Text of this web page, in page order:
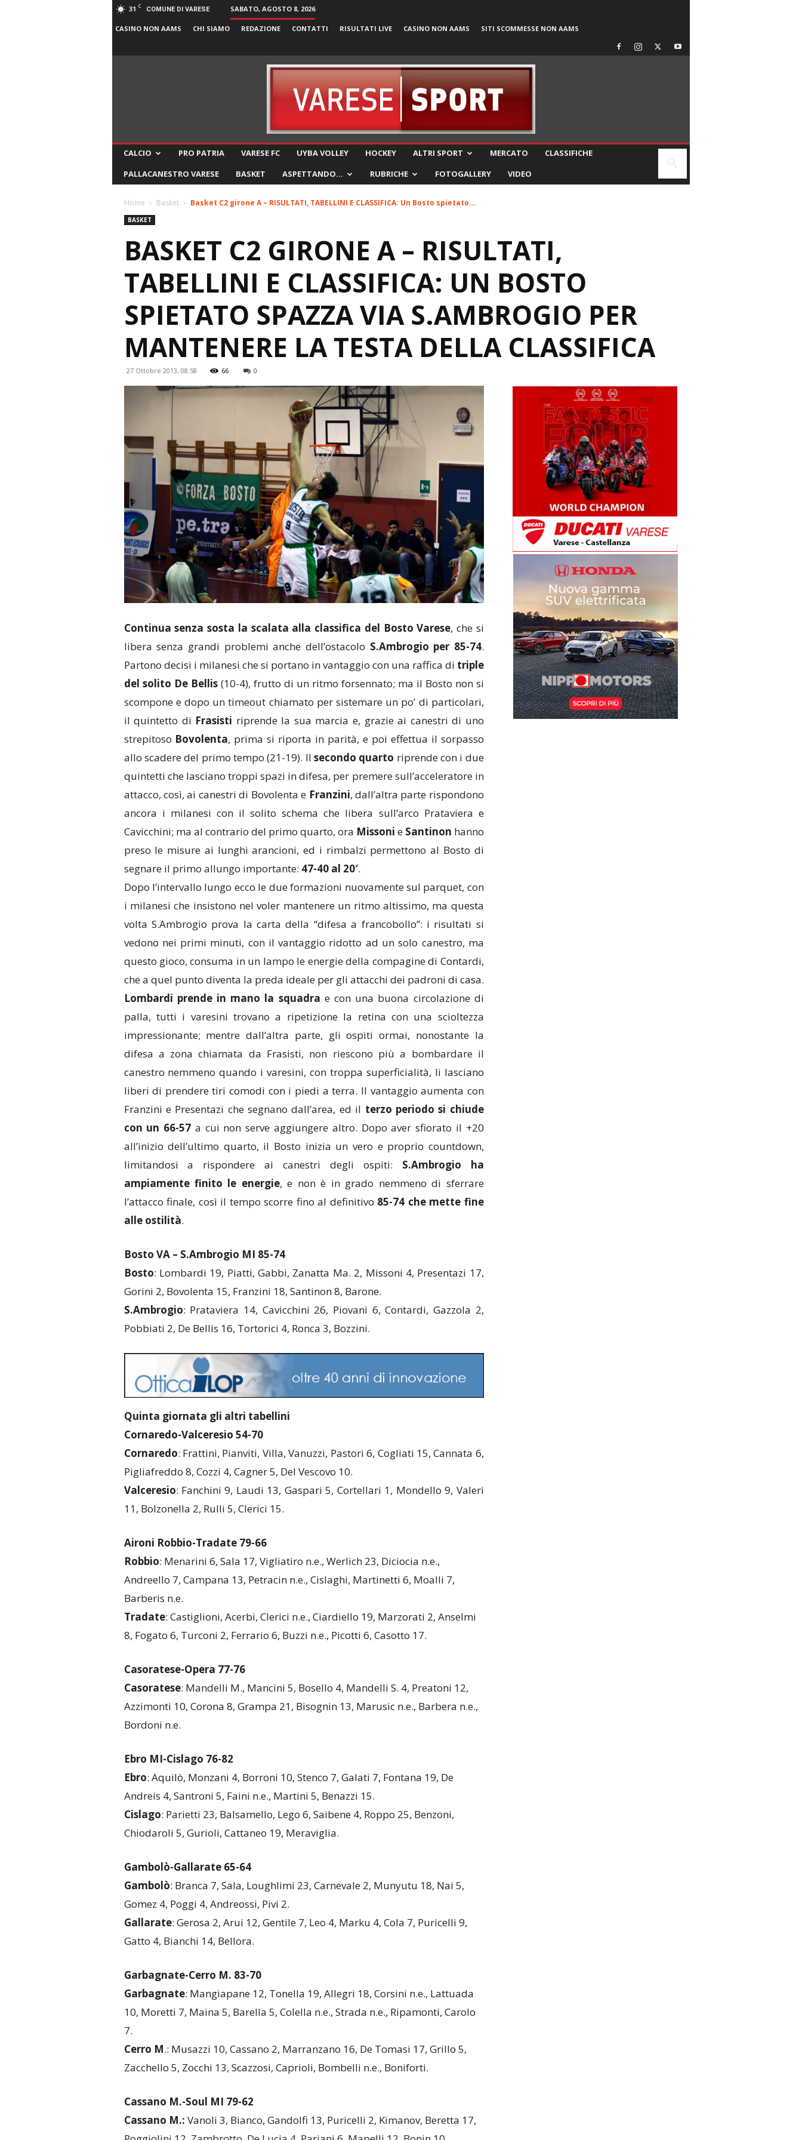
31 C COMUNE DI VARESE SABATO, AGOSTO 8, 2026
CASINO NON AAMS CHI SIAMO REDAZIONE CONTATTI RISULTATI LIVE CASINO NON AAMS SITI SCOMMESSE NON AAMS
CALCIO PRO PATRIA VARESE FC UYBA VOLLEY HOCKEY ALTRI SPORT MERCATO
CLASSIFICHE
PALLACANESTRO VARESE
BASKET ASPETTANDO… RUBRICHE FOTOGALLERY VIDEO
Home Basket Basket C2 girone A – RISULTATI, TABELLINI E CLASSIFICA: Un Bosto spietato...
BASKET
BASKET C2 GIRONE A – RISULTATI,
TABELLINI E CLASSIFICA: UN BOSTO
SPIETATO SPAZZA VIA S.AMBROGIO PER
MANTENERE LA TESTA DELLA CLASSIFICA
27 Ottobre 2013, 08:58 66 0
Continua senza sosta la scalata alla classifica del Bosto Varese, che si
libera senza grandi problemi anche dell’ostacolo S.Ambrogio per 85-74.
Partono decisi i milanesi che si portano in vantaggio con una raffica di triple
del solito De Bellis(10-4), frutto di un ritmo forsennato; ma il Bosto non si
scompone e dopo un timeout chiamato per sistemare un po’ di particolari,
il quintetto di Frasisti riprende la sua marcia e, grazie ai canestri di uno
strepitoso Bovolenta, prima si riporta in parità, e poi effettua il sorpasso
allo scadere del primo tempo (21-19). Ilsecondo quarto riprende con i due
quintetti che lasciano troppi spazi in difesa, per premere sull’acceleratore in
attacco, così, ai canestri di Bovolenta e Franzini, dall’altra parte rispondono
ancora i milanesi con il solito schema che libera sull’arco Prataviera e
Cavicchini; ma al contrario del primo quarto, ora Missoni e Santinon hanno
preso le misure ai lunghi arancioni, ed i rimbalzi permettono al Bosto di
segnare il primo allungo importante: 47-40 al 20′.
Dopo l’intervallo lungo ecco le due formazioni nuovamente sul parquet, con
i milanesi che insistono nel voler mantenere un ritmo altissimo, ma questa
volta S.Ambrogio prova la carta della “difesa a francobollo”: i risultati si
vedono nei primi minuti, con il vantaggio ridotto ad un solo canestro, ma
questo gioco, consuma in un lampo le energie della compagine di Contardi,
che a quel punto diventa la preda ideale per gli attacchi dei padroni di casa.
Lombardi prende in mano la squadra e con una buona circolazione di
palla, tutti i varesini trovano a ripetizione la retina con una scioltezza
impressionante; mentre dall’altra parte, gli ospiti ormai, nonostante la
difesa a zona chiamata da Frasisti, non riescono più a bombardare il
canestro nemmeno quando i varesini, con troppa superficialità, li lasciano
liberi di prendere tiri comodi con i piedi a terra. Il vantaggio aumenta con
Franzini e Presentazi che segnano dall’area, ed il terzo periodo si chiude
con un 66-57 a cui non serve aggiungere altro. Dopo aver sfiorato il +20
all’inizio dell’ultimo quarto, il Bosto inizia un vero e proprio countdown,
limitandosi a rispondere ai canestri degli ospiti: S.Ambrogio ha
ampiamente finito le energie, e non è in grado nemmeno di sferrare
l’attacco finale, così il tempo scorre fino al definitivo 85-74 che mette fine
alle ostilità.
Bosto VA – S.Ambrogio MI 85-74
Bosto: Lombardi 19, Piatti, Gabbi, Zanatta Ma. 2, Missoni 4, Presentazi 17,
Gorini 2, Bovolenta 15, Franzini 18, Santinon 8, Barone.
S.Ambrogio: Prataviera 14, Cavicchini 26, Piovani 6, Contardi, Gazzola 2,
Pobbiati 2, De Bellis 16, Tortorici 4, Ronca 3, Bozzini.
Quinta giornata gli altri tabellini
Cornaredo-Valceresio 54-70
Cornaredo: Frattini, Pianviti, Villa, Vanuzzi, Pastori 6, Cogliati 15, Cannata 6,
Pigliafreddo 8, Cozzi 4, Cagner 5, Del Vescovo 10.
Valceresio: Fanchini 9, Laudi 13, Gaspari 5, Cortellari 1, Mondello 9, Valeri
11, Bolzonella 2, Rulli 5, Clerici 15.
Aironi Robbio-Tradate 79-66
Robbio: Menarini 6, Sala 17, Vigliatiro n.e., Werlich 23, Diciocia n.e.,
Andreello 7, Campana 13, Petracin n.e., Cislaghi, Martinetti 6, Moalli 7,
Barberis n.e.
Tradate: Castiglioni, Acerbi, Clerici n.e., Ciardiello 19, Marzorati 2, Anselmi
8, Fogato 6, Turconi 2, Ferrario 6, Buzzi n.e., Picotti 6, Casotto 17.
Casoratese-Opera 77-76
Casoratese: Mandelli M., Mancini 5, Bosello 4, Mandelli S. 4, Preatoni 12,
Azzimonti 10, Corona 8, Grampa 21, Bisognin 13, Marusic n.e., Barbera n.e.,
Bordoni n.e.
Ebro MI-Cislago 76-82
Ebro: Aquilò, Monzani 4, Borroni 10, Stenco 7, Galati 7, Fontana 19, De
Andreis 4, Santroni 5, Faini n.e., Martini 5, Benazzi 15.
Cislago: Parietti 23, Balsamello, Lego 6, Saibene 4, Roppo 25, Benzoni,
Chiodaroli 5, Gurioli, Cattaneo 19, Meraviglia.
Gambolò-Gallarate 65-64
Gambolò: Branca 7, Sala, Loughlimi 23, Carnevale 2, Munyutu 18, Nai 5,
Gomez 4, Poggi 4, Andreossi, Pivi 2.
Gallarate: Gerosa 2, Arui 12, Gentile 7, Leo 4, Marku 4, Cola 7, Puricelli 9,
Gatto 4, Bianchi 14, Bellora.
Garbagnate-Cerro M. 83-70
Garbagnate: Mangiapane 12, Tonella 19, Allegri 18, Corsini n.e., Lattuada
10, Moretti 7, Maina 5, Barella 5, Colella n.e., Strada n.e., Ripamonti, Carolo
7.
Cerro M.: Musazzi 10, Cassano 2, Marranzano 16, De Tomasi 17, Grillo 5,
Zacchello 5, Zocchi 13, Scazzosi, Caprioli, Bombelli n.e., Boniforti.
Cassano M.-Soul MI 79-62
Cassano M.: Vanoli 3, Bianco, Gandolfi 13, Puricelli 2, Kimanov, Beretta 17,